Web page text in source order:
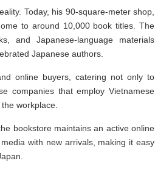
Today, his 90-square-meter shop,
to around 10,000 book titles. The
and Japanese-language materials
Japanese authors.
online buyers, catering not only to
companies that employ Vietnamese
workplace.
bookstore maintains an active online
with new arrivals, making it easy